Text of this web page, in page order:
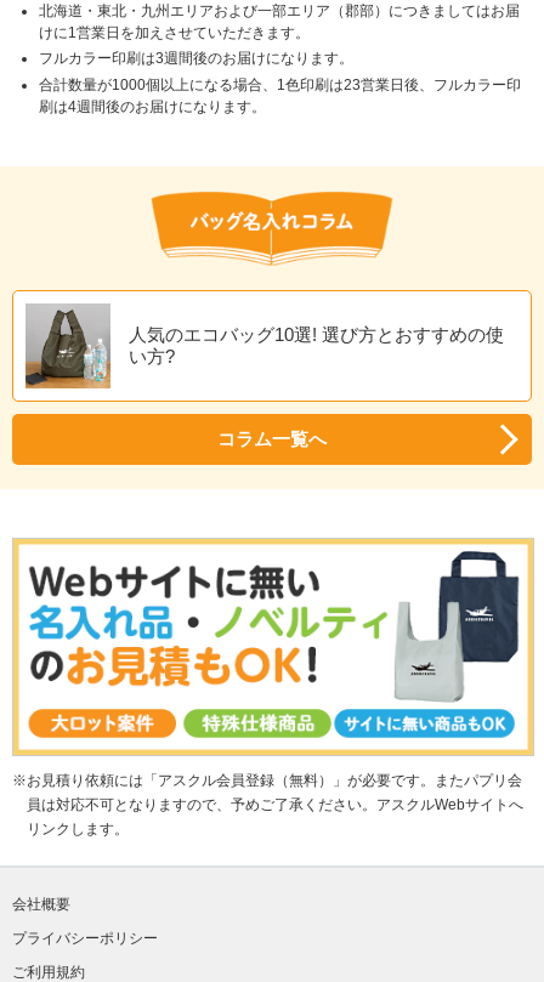
北海道・東北・九州エリアおよび一部エリア（郡部）につきましてはお届
けに1営業日を加えさせていただきます。
フルカラー印刷は3週間後のお届けになります。
合計数量が1000個以上になる場合、1色印刷は23営業日後、フルカラー印
刷は4週間後のお届けになります。
人気のエコバッグ10選! 選び方とおすすめの使
い方?
コラム一覧へ
お見積り依頼には「アスクル会員登録（無料）」が必要です。またパプリ会
員は対応不可となりますので、予めご了承ください。アスクルWebサイトへ
リンクします。
会社概要
プライバシーポリシー
ご利用規約